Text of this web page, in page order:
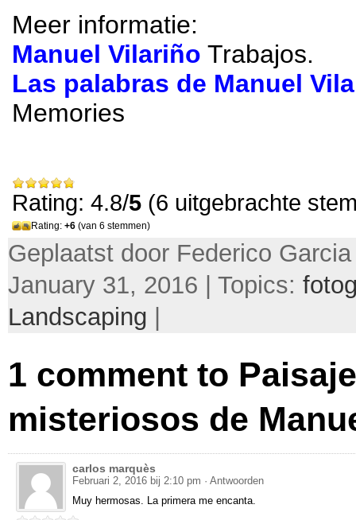
Meer informatie:
Manuel Vilariño Trabajos.
Las palabras de Manuel
Memories
Rating: 4.8/5 (6 uitgebrachte
Rating: +6 (van 6 stemmen)
Geplaatst door Federico
January 31, 2016 | Topics:
Landscaping
1 comment to
misteriosos de
carlos marquès
Februari 2, 2016 bij 2:10 pm · Antwoorden
Muy hermosas. La primera me encanta.